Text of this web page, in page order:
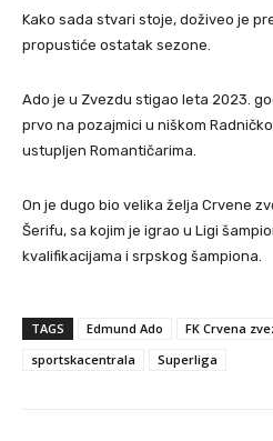
Kako sada stvari stoje, doživeo je
propustiće ostatak sezone.
Ado je u Zvezdu stigao leta 2023.
prvo na pozajmici u niškom
ustupljen Romantičarima.
On je dugo bio velika želja Crvene
Šerifu, sa kojim je igrao u Ligi
kvalifikacijama i srpskog šampiona.
TAGS Edmund Ado FK Crvena
sportskacentrala
Superliga